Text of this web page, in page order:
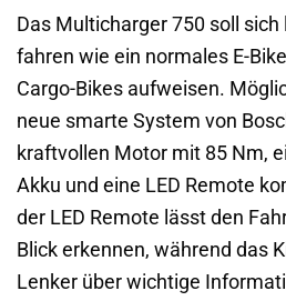
Das Multicharger 750 soll sich
fahren wie ein normales E-
Cargo-Bikes aufweisen.
neue smarte System von
kraftvollen Motor mit 85 Nm,
Akku und eine LED Remote
der LED Remote lässt den
Blick erkennen, während das
Lenker über wichtige